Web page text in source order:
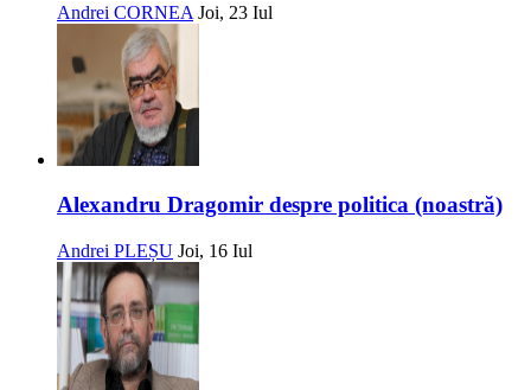
Andrei CORNEA Joi, 23 Iul
Alexandru Dragomir despre politica (noastră)
Andrei PLEȘU Joi, 16 Iul